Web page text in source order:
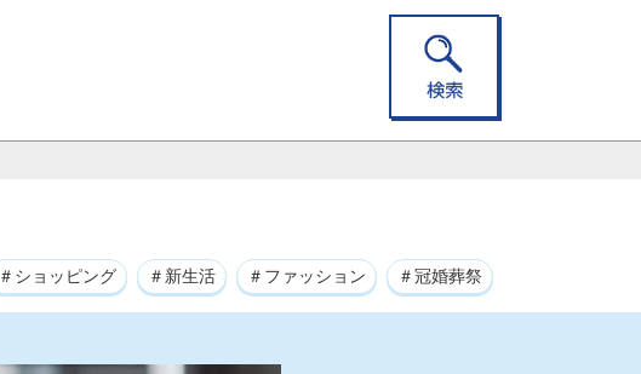
＃ショッピング ＃新生活 ＃ファッション ＃冠婚葬祭